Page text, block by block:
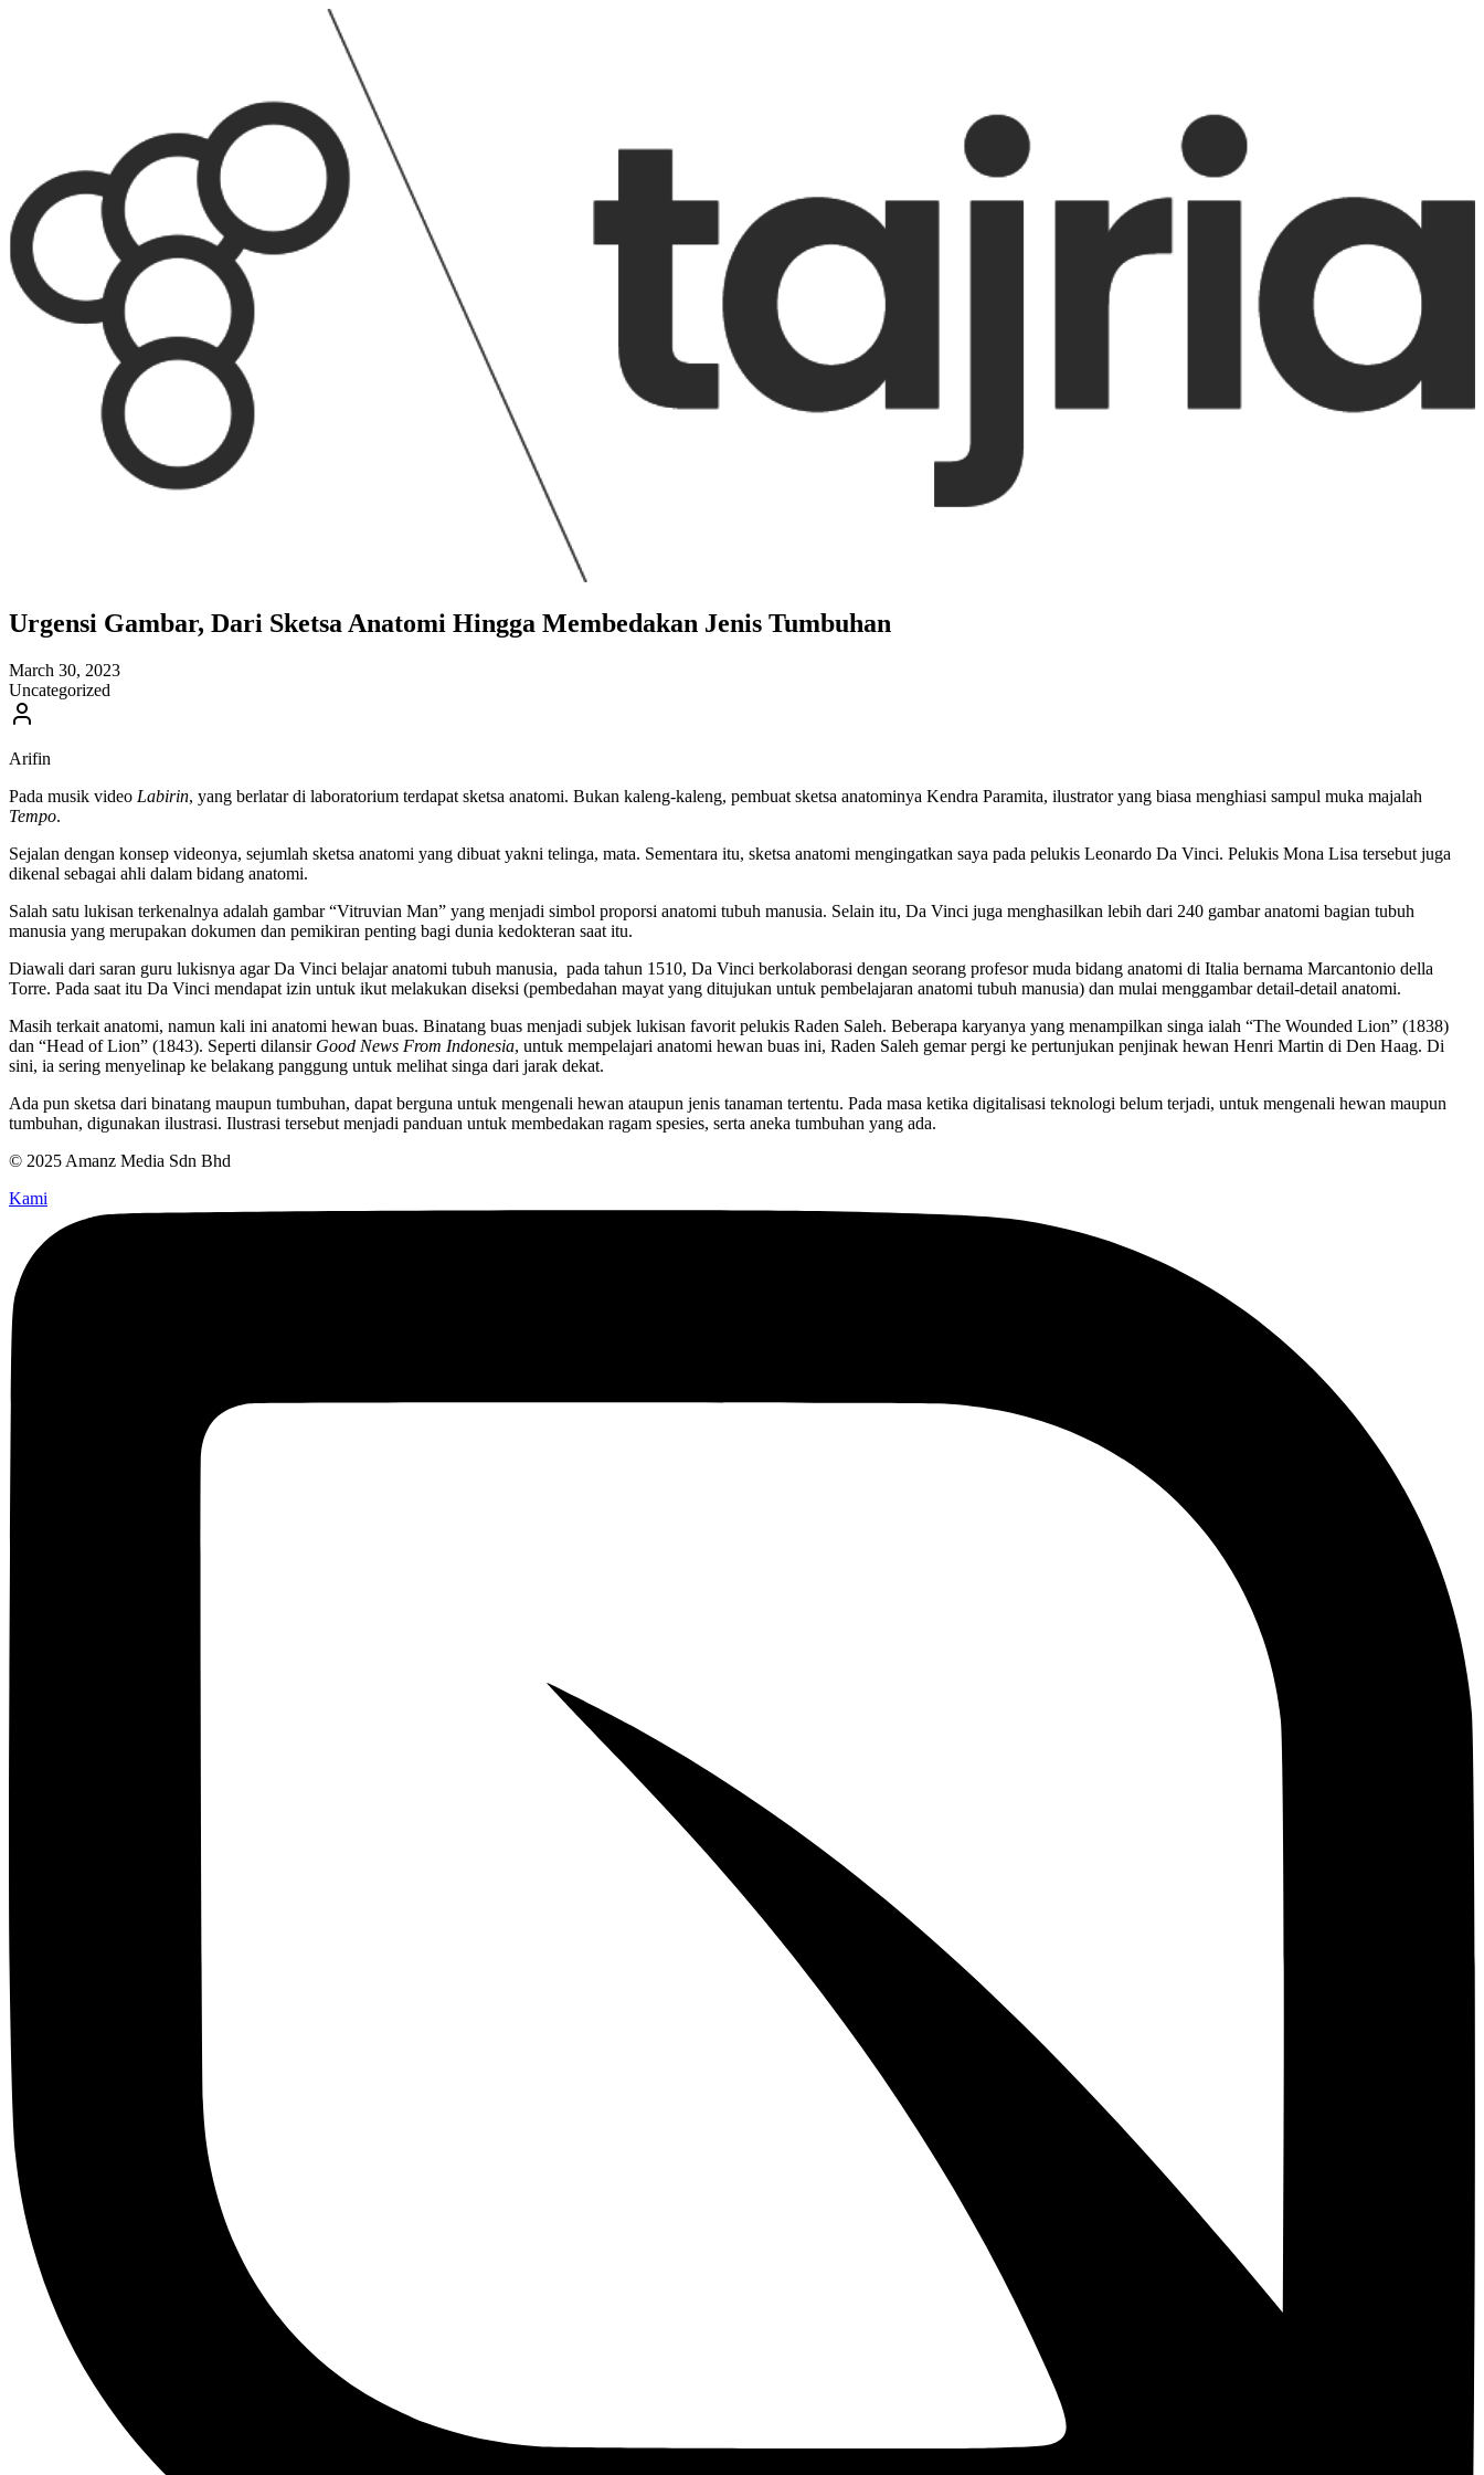
Urgensi Gambar, Dari Sketsa Anatomi Hingga Membedakan Jenis Tumbuhan
March 30, 2023
Uncategorized
Arifin
Pada musik video Labirin, yang berlatar di laboratorium terdapat sketsa anatomi. Bukan kaleng-kaleng, pembuat sketsa anatominya Kendra Paramita, ilustrator yang biasa menghiasi sampul muka majalah
Tempo.
Sejalan dengan konsep videonya, sejumlah sketsa anatomi yang dibuat yakni telinga, mata. Sementara itu, sketsa anatomi mengingatkan saya pada pelukis Leonardo Da Vinci. Pelukis Mona Lisa tersebut juga
dikenal sebagai ahli dalam bidang anatomi.
Salah satu lukisan terkenalnya adalah gambar “Vitruvian Man” yang menjadi simbol proporsi anatomi tubuh manusia. Selain itu, Da Vinci juga menghasilkan lebih dari 240 gambar anatomi bagian tubuh
manusia yang merupakan dokumen dan pemikiran penting bagi dunia kedokteran saat itu.
Diawali dari saran guru lukisnya agar Da Vinci belajar anatomi tubuh manusia, pada tahun 1510, Da Vinci berkolaborasi dengan seorang profesor muda bidang anatomi di Italia bernama Marcantonio della
Torre. Pada saat itu Da Vinci mendapat izin untuk ikut melakukan diseksi (pembedahan mayat yang ditujukan untuk pembelajaran anatomi tubuh manusia) dan mulai menggambar detail-detail anatomi.
Masih terkait anatomi, namun kali ini anatomi hewan buas. Binatang buas menjadi subjek lukisan favorit pelukis Raden Saleh. Beberapa karyanya yang menampilkan singa ialah “The Wounded Lion” (1838)
dan “Head of Lion” (1843). Seperti dilansir Good News From Indonesia, untuk mempelajari anatomi hewan buas ini, Raden Saleh gemar pergi ke pertunjukan penjinak hewan Henri Martin di Den Haag. Di
sini, ia sering menyelinap ke belakang panggung untuk melihat singa dari jarak dekat.
Ada pun sketsa dari binatang maupun tumbuhan, dapat berguna untuk mengenali hewan ataupun jenis tanaman tertentu. Pada masa ketika digitalisasi teknologi belum terjadi, untuk mengenali hewan maupun
tumbuhan, digunakan ilustrasi. Ilustrasi tersebut menjadi panduan untuk membedakan ragam spesies, serta aneka tumbuhan yang ada.
© 2025 Amanz Media Sdn Bhd
Kami